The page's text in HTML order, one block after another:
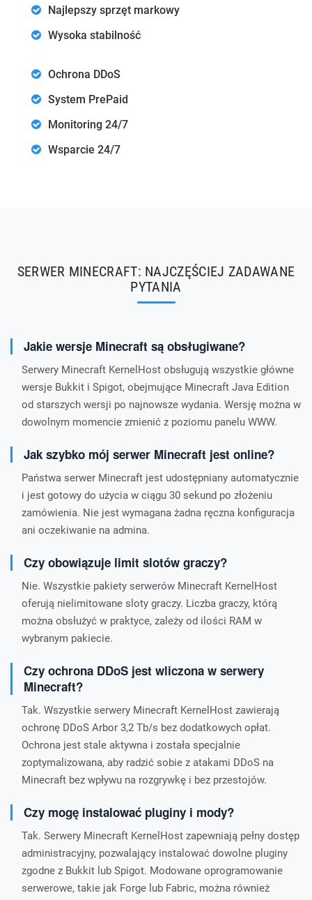
Najlepszy sprzęt markowy
Wysoka stabilność
Ochrona DDoS
System PrePaid
Monitoring 24/7
Wsparcie 24/7
SERWER MINECRAFT: NAJCZĘŚCIEJ ZADAWANE
PYTANIA
Jakie wersje Minecraft są obsługiwane?
Serwery Minecraft KernelHost obsługują wszystkie główne
wersje Bukkit i Spigot, obejmujące Minecraft Java Edition
od starszych wersji po najnowsze wydania. Wersję można w
dowolnym momencie zmienić z poziomu panelu WWW.
Jak szybko mój serwer Minecraft jest online?
Państwa serwer Minecraft jest udostępniany automatycznie
i jest gotowy do użycia w ciągu 30 sekund po złożeniu
zamówienia. Nie jest wymagana żadna ręczna konfiguracja
ani oczekiwanie na admina.
Czy obowiązuje limit slotów graczy?
Nie. Wszystkie pakiety serwerów Minecraft KernelHost
oferują nielimitowane sloty graczy. Liczba graczy, którą
można obsłużyć w praktyce, zależy od ilości RAM w
wybranym pakiecie.
Czy ochrona DDoS jest wliczona w serwery
Minecraft?
Tak. Wszystkie serwery Minecraft KernelHost zawierają
ochronę DDoS Arbor 3,2 Tb/s bez dodatkowych opłat.
Ochrona jest stale aktywna i została specjalnie
zoptymalizowana, aby radzić sobie z atakami DDoS na
Minecraft bez wpływu na rozgrywkę i bez przestojów.
Czy mogę instalować pluginy i mody?
Tak. Serwery Minecraft KernelHost zapewniają pełny dostęp
administracyjny, pozwalający instalować dowolne pluginy
zgodne z Bukkit lub Spigot. Modowane oprogramowanie
serwerowe, takie jak Forge lub Fabric, można również